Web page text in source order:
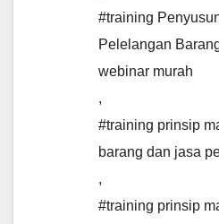
#training
Pelelangan
webinar murah
,
#training prinsip
barang dan jasa
,
#training prinsip